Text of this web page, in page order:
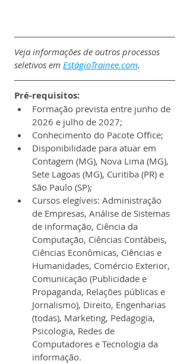
Veja informações de outros processos
seletivos em EstágioTrainee.com.
Pré-requisitos:
Formação prevista entre junho de
2026 e julho de 2027;
Conhecimento do Pacote Office;
Disponibilidade para atuar em
Contagem (MG), Nova Lima (MG),
Sete Lagoas (MG), Curitiba (PR) e
São Paulo (SP);
Cursos elegíveis: Administração
de Empresas, Análise de Sistemas
de informação, Ciência da
Computação, Ciências Contábeis,
Ciências Econômicas, Ciências e
Humanidades, Comércio Exterior,
Comunicação (Publicidade e
Propaganda, Relações públicas e
Jornalismo), Direito, Engenharias
(todas), Marketing, Pedagogia,
Psicologia, Redes de
Computadores e Tecnologia da
informação.